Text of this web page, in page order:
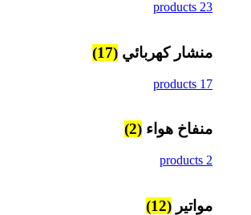
23 products
منشار كهربائي (17)
17 products
منفاخ هواء (2)
2 products
مواتير (12)